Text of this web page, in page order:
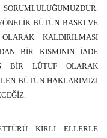
BÜTÜN BASKI VE
KALDIRILMASI
BİR KISMININ İADE
BİR LÜTUF OLARAK
BÜTÜN HAKLARIMIZI
KİRLİ ELLERLE